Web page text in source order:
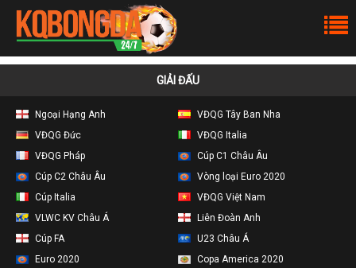
GIẢI ĐẤU
Ngoại Hạng Anh
VĐQG Tây Ban Nha
VĐQG Đức
VĐQG Italia
VĐQG Pháp
Cúp C1 Châu Âu
Cúp C2 Châu Âu
Vòng loại Euro 2020
Cúp Italia
VĐQG Việt Nam
VLWC KV Châu Á
Liên Đoàn Anh
Cúp FA
U23 Châu Á
Euro 2020
Copa America 2020